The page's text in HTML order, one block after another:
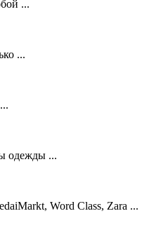
...
...
одежды ...
Word Class, Zara ...